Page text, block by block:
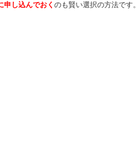
申し込んでおく のも賢い選択の方法です。